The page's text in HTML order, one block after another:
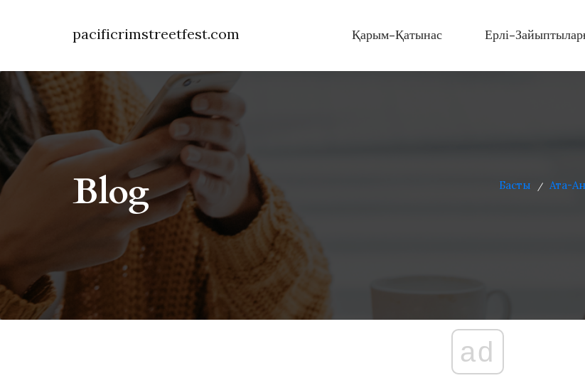
pacificrimstreetfest.com Қарым-Қатынас Ерлі-
Blog Басты / Ата-
ad